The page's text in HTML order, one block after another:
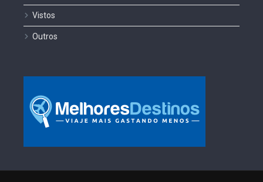
Vistos
Outros